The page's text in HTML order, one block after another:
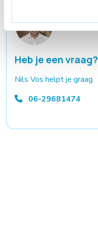
Heb je een vraag?
Nils Vos helpt je graag.
06-29681474